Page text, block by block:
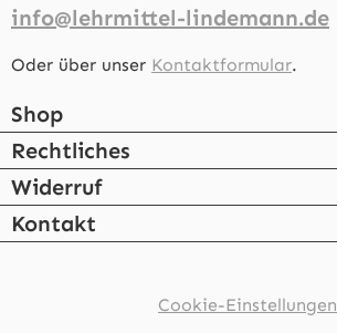
info@lehrmittel-lindemann.de
Oder über unser Kontaktformular.
Shop
Rechtliches
Widerruf
Kontakt
Cookie-Einstellungen